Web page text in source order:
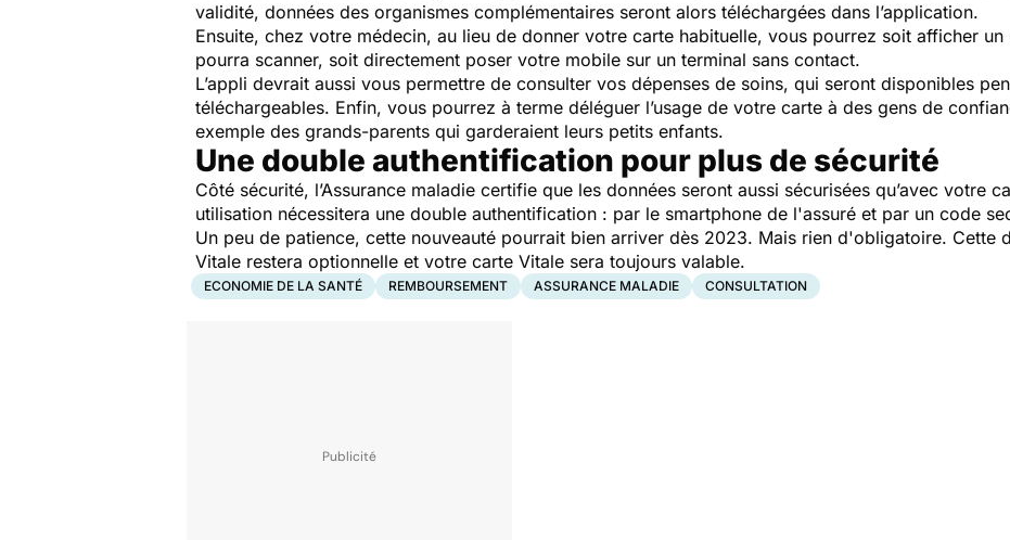
validité, données des organismes complémentaires seront alors téléchargées dans l’application.
Ensuite, chez votre médecin, au lieu de donner votre carte habituelle, vous pourrez soit afficher
pourra scanner, soit directement poser votre mobile sur un terminal sans contact.
L’appli devrait aussi vous permettre de consulter vos dépenses de soins, qui seront disponibles
téléchargeables. Enfin, vous pourrez à terme déléguer l’usage de votre carte à des gens de
exemple des grands-parents qui garderaient leurs petits enfants.
Une double authentification pour plus de sécurité
Côté sécurité, l’Assurance maladie certifie que les données seront aussi sécurisées qu’avec votre
utilisation nécessitera une double authentification : par le smartphone de l'assuré et par un code
Un peu de patience, cette nouveauté pourrait bien arriver dès 2023. Mais rien d'obligatoire. Cette
Vitale restera optionnelle et votre carte Vitale sera toujours valable.
ECONOMIE DE LA SANTÉ REMBOURSEMENT ASSURANCE MALADIE CONSULTATION